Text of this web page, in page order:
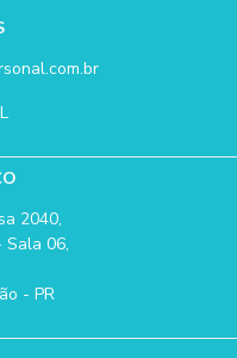
2040,
Sala 06,
- PR